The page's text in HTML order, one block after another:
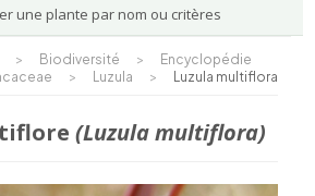
une plante par nom ou critères
> Biodiversité >
Encyclopédie
> Luzula > Luzula multiflora
(Luzula multiflora)